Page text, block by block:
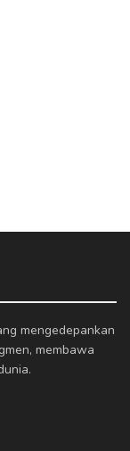
mengedepankan
membawa